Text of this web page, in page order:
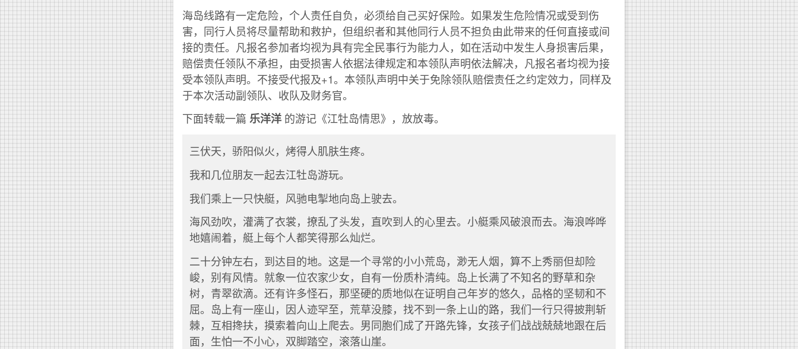
海岛线路有一定危险，个人责任自负，必须给自己买好保险。如果发生危险情况或受到伤
害，同行人员将尽量帮助和救护，但组织者和其他同行人员不担负由此带来的任何直接或间
接的责任。凡报名参加者均视为具有完全民事行为能力人，如在活动中发生人身损害后果，
赔偿责任领队不承担，由受损害人依据法律规定和本领队声明依法解决，凡报名者均视为接
受本领队声明。不接受代报及+1。本领队声明中关于免除领队赔偿责任之约定效力，同样及
于本次活动副领队、收队及财务官。
下面转载一篇 乐洋洋 的游记《江牡岛情思》，放放毒。
三伏天，骄阳似火，烤得人肌肤生疼。
我和几位朋友一起去江牡岛游玩。
我们乘上一只快艇，风驰电掣地向岛上驶去。
海风劲吹，灌满了衣裳，撩乱了头发，直吹到人的心里去。小艇乘风破浪而去。海浪哗哗
地嬉闹着，艇上每个人都笑得那么灿烂。
二十分钟左右，到达目的地。这是一个寻常的小小荒岛，渺无人烟，算不上秀丽但却险
峻，别有风情。就象一位农家少女，自有一份质朴清纯。岛上长满了不知名的野草和杂
树，青翠欲滴。还有许多怪石，那坚硬的质地似在证明自己年岁的悠久，品格的坚韧和不
屈。岛上有一座山，因人迹罕至，荒草没膝，找不到一条上山的路，我们一行只得披荆斩
棘，互相搀扶，摸索着向山上爬去。男同胞们成了开路先锋，女孩子们战战兢兢地跟在后
面，生怕一不小心，双脚踏空，滚落山崖。